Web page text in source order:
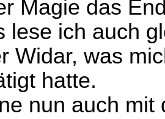
Magie das
lese ich auch
Widar, was
hatte.
nun auch